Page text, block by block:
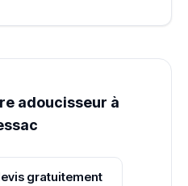
adoucisseur à
gratuitement